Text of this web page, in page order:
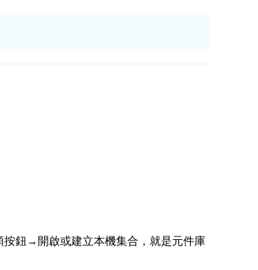
按鈕→開啟或建立本機集合，就是元件庫